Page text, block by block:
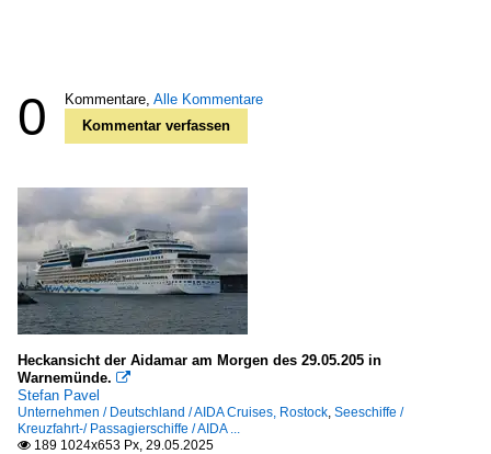
0 Kommentare, Alle Kommentare
Kommentar verfassen
Heckansicht der Aidamar am Morgen des 29.05.205 in
Warnemünde. 
Stefan Pavel
Unternehmen / Deutschland / AIDA Cruises, Rostock, Seeschiffe /
Kreuzfahrt-/ Passagierschiffe / AIDA ...
 189 1024x653 Px, 29.05.2025